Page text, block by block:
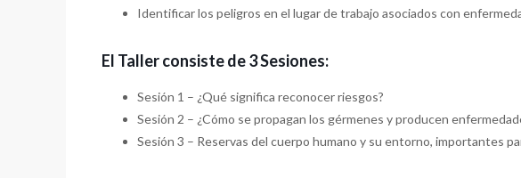
Identificar los peligros en el lugar de trabajo asociados con
El Taller consiste de 3 Sesiones:
Sesión 1 – ¿Qué significa reconocer riesgos?
Sesión 2 – ¿Cómo se propagan los gérmenes y producen
Sesión 3 – Reservas del cuerpo humano y su entorno, importantes